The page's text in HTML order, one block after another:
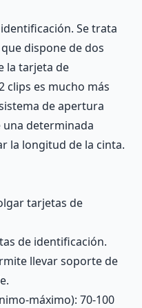
Se trata
dispone de dos
la tarjeta de
clips es mucho más
de apertura
determinada
la longitud de la cinta.
tarjetas de
de identificación.
llevar soporte de
máximo): 70-100